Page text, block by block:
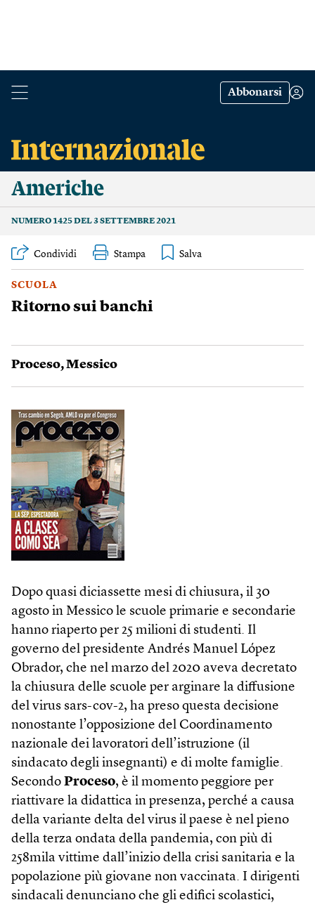
Abbonarsi
Americhe
NUMERO 1425 DEL 3 SETTEMBRE 2021
Condividi Stampa
SCUOLA
Ritorno sui banchi
Proceso,Messico
Dopo quasi diciassette mesi di chiusura, il 30
agosto in Messico le scuole primarie e secondarie
hanno riaperto per 25 milioni di studenti. Il
governo del presidente Andrés Manuel López
Obrador, che nel marzo del 2020 aveva decretato
la chiusura delle scuole per arginare la diffusione
del virus sars-cov-2, ha preso questa decisione
nonostante l’opposizione del Coordinamento
nazionale dei lavoratori dell’istruzione (il
sindacato degli insegnanti) e di molte famiglie.
Secondo Proceso, è il momento peggiore per
riattivare la didattica in presenza, perché a causa
della variante delta del virus il paese è nel pieno
della terza ondata della pandemia, con più di
258mila vittime dall’inizio della crisi sanitaria e la
popolazione più giovane non vaccinata. I dirigenti
sindacali denunciano che gli edifici scolastici,